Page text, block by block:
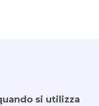
si utilizza